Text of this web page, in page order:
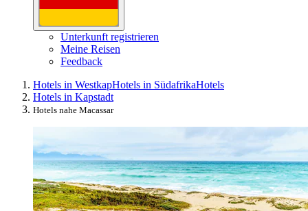
Unterkunft registrieren
Meine Reisen
Feedback
Hotels in WestkapHotels in SüdafrikaHotels
Hotels in Kapstadt
Hotels nahe Macassar